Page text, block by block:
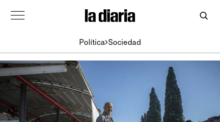
Política Sociedad